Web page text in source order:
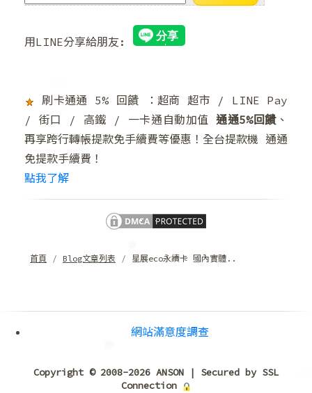
用LINE分享給朋友:
刷卡通通 5% 回饋 ：超商 超市 / LINE Pay
/ 街口 / 高鐵 / 一卡通自動加值通通5%回饋 、
再享跨行轉帳提款免手續費等優惠！全台提款機 通通
免提款手續費！
點我了解
首頁 Blog文章列表 星展eco永續卡 國內實體..
網站滿意度調查
Copyright © 2008-2026 ANSON | Secured by SSL
Connection
❄